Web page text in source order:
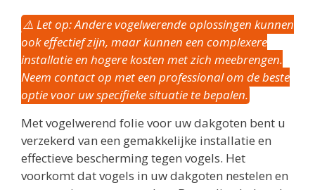
⚠️ Let op: Andere vogelwerende oplossingen kunnen
ook effectief zijn, maar kunnen een complexere
installatie en hogere kosten met zich meebrengen.
Neem contact op met een professional om de beste
optie voor uw specifieke situatie te bepalen.
Met vogelwerend folie voor uw dakgoten bent u
verzekerd van een gemakkelijke installatie en
effectieve bescherming tegen vogels. Het
voorkomt dat vogels in uw dakgoten nestelen en